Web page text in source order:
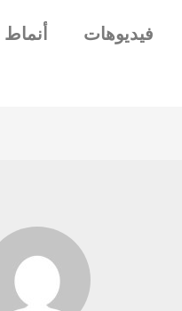
فيديوهات أنماط